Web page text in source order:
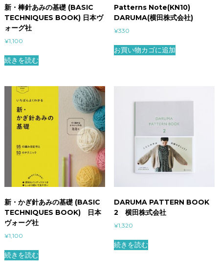
新・棒針あみの基礎 (BASIC
TECHNIQUES BOOK) 日本ヴ
ォーグ社
¥1,100
続きを読む
Patterns Note(KN10)
DARUMA(横田株式会社)
¥330
お買い物カゴに追加
新・かぎ針あみの基礎 (BASIC
TECHNIQUES BOOK) 日本
ヴォーグ社
¥1,100
続きを読む
DARUMA PATTERN BOOK
2 横田株式会社
¥1,320
続きを読む